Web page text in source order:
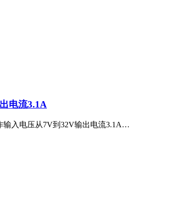
电流3.1A
输入电压从7V到32V输出电流3.1A…